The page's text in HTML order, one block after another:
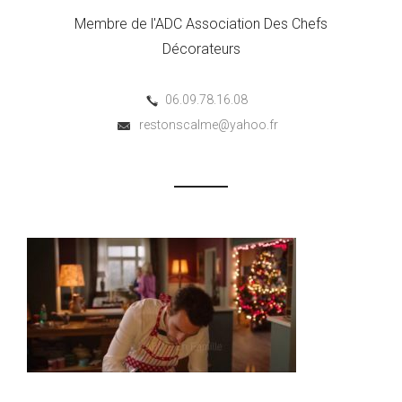
Membre de l'ADC Association Des Chefs
Décorateurs
06.09.78.16.08
restonscalme@yahoo.fr